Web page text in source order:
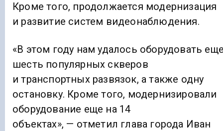
Кроме того, продолжается модернизация
и развитие систем видеонаблюдения.
«В этом году нам удалось оборудовать
шесть популярных скверов
и транспортных развязок, а также одну
остановку. Кроме того, модернизировали
оборудование еще на 14
объектах», — отметил глава города Иван